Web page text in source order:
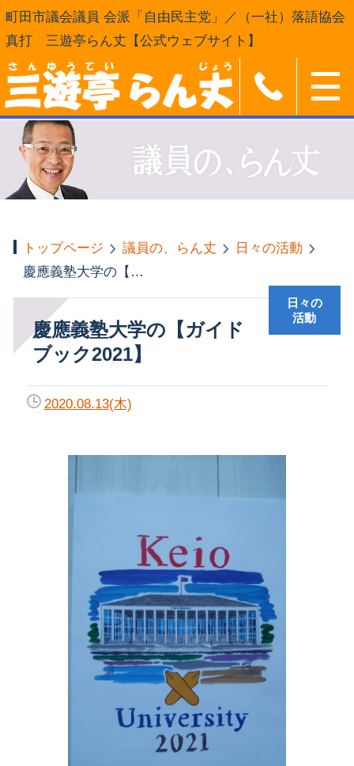
町田市議会議員 会派「自由民主党」／（一社）落語協会
真打 三遊亭らん丈【公式ウェブサイト】
トップページ 議員の、らん丈
日々の活動
慶應義塾大学の【ガイドブック2021】
慶應義塾大学の【ガイド
ブック2021】
日々の
活動
2020.08.13(木)